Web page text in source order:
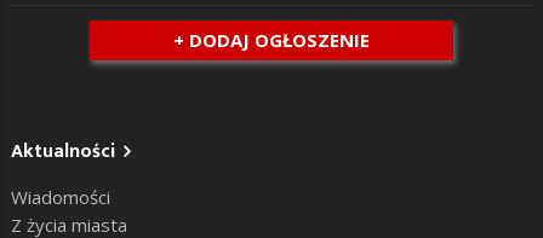
+ DODAJ OGŁOSZENIE
Aktualności
Wiadomości
Z życia miasta